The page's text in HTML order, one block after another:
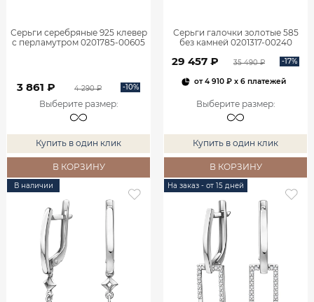
Серьги серебряные 925 клевер
с перламутром 0201785-00605
3 861 ₽ 4 290 ₽ -10%
Выберите размер:
Купить в один клик
В КОРЗИНУ
Серьги галочки золотые 585
без камней 0201317-00240
29 457 ₽ 35 490 ₽ -17%
от4 910 ₽x 6 платежей
Выберите размер:
Купить в один клик
В КОРЗИНУ
В наличии На заказ - от 15 дней